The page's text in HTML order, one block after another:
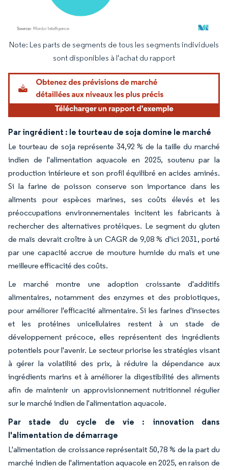
Image © Mordor Intelligence. La réutilisation nécessite une attribution sous CC BY
Note: Les parts de segments de tous les segments individuels
sont disponibles à l'achat du rapport
Par ingrédient : le tourteau de soja domine le marché
Le tourteau de soja représente 34,92 % de la taille du marché
indien de l'alimentation aquacole en 2025, soutenu par la
production intérieure et son profil équilibré en acides aminés.
Si la farine de poisson conserve son importance dans les
aliments pour espèces marines, ses coûts élevés et les
préoccupations environnementales incitent les fabricants à
rechercher des alternatives protéiques. Le segment du gluten
de maïs devrait croître à un CAGR de 9,08 % d'ici 2031, porté
par une capacité accrue de mouture humide du maïs et une
meilleure efficacité des coûts.
Le marché montre une adoption croissante d'additifs
alimentaires, notamment des enzymes et des probiotiques,
pour améliorer l'efficacité alimentaire. Si les farines d'insectes
et les protéines unicellulaires restent à un stade de
développement précoce, elles représentent des ingrédients
potentiels pour l'avenir. Le secteur priorise les stratégies visant
à gérer la volatilité des prix, à réduire la dépendance aux
ingrédients marins et à améliorer la digestibilité des aliments
afin de maintenir un approvisionnement nutritionnel régulier
sur le marché indien de l'alimentation aquacole.
Par stade du cycle de vie : innovation dans
l'alimentation de démarrage
L'alimentation de croissance représentait 50,78 % de la part du
marché indien de l'alimentation aquacole en 2025, en raison de